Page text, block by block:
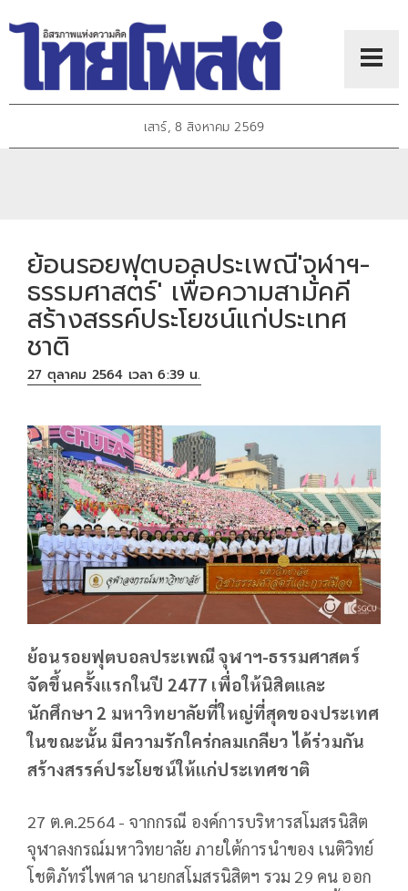
เสาร์, 8 สิงหาคม 2569
ย้อนรอยฟุตบอลประเพณี'จุฬาฯ-
ธรรมศาสตร์' เพื่อความสามัคคี
สร้างสรรค์ประโยชน์แก่ประเทศ
ชาติ
27 ตุลาคม 2564 เวลา 6:39 น.
ย้อนรอยฟุตบอลประเพณี จุฬาฯ-ธรรมศาสตร์
จัดขึ้นครั้งแรกในปี 2477 เพื่อให้นิสิตและ
นักศึกษา 2 มหาวิทยาลัยที่ใหญ่ที่สุดของประเทศ
ในขณะนั้น มีความรักใคร่กลมเกลียว ได้ร่วมกัน
สร้างสรรค์ประโยชน์ให้แก่ประเทศชาติ
27 ต.ค.2564 - จากกรณี องค์การบริหารสโมสรนิสิต
จุฬาลงกรณ์มหาวิทยาลัย ภายใต้การนำของ เนติวิทย์
โชติภัทร์ไพศาล นายกสโมสรนิสิตฯ รวม 29 คน ออก